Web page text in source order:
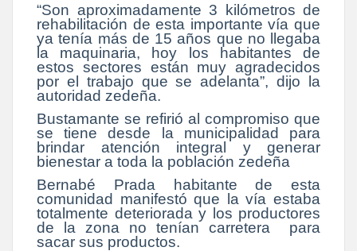
“Son aproximadamente 3 kilómetros de
rehabilitación de esta importante vía que
ya tenía más de 15 años que no llegaba
la maquinaria, hoy los habitantes de
estos sectores están muy agradecidos
por el trabajo que se adelanta”, dijo la
autoridad zedeña.
Bustamante se refirió al compromiso que
se tiene desde la municipalidad para
brindar atención integral y generar
bienestar a toda la población zedeña
Bernabé Prada habitante de esta
comunidad manifestó que la vía estaba
totalmente deteriorada y los productores
de la zona no tenían carretera para
sacar sus productos.